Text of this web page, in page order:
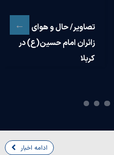
تصاویر/ حال و هوای
زائران امام حسین(ع) در
کربلا
ادامه اخبار